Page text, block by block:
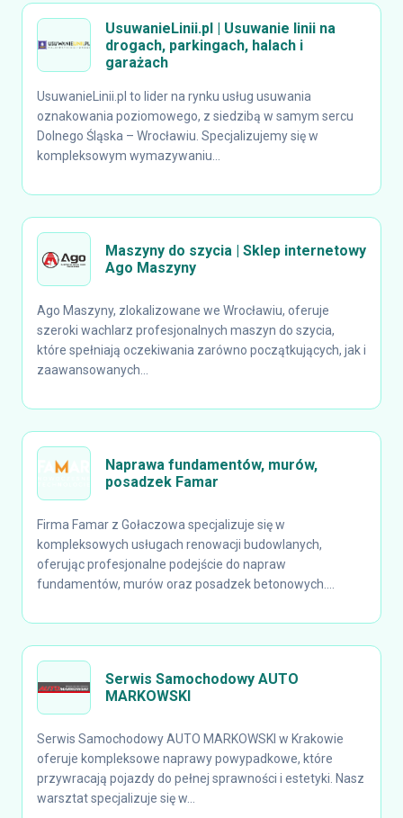
UsuwanieLinii.pl | Usuwanie linii na
drogach, parkingach, halach i
garażach
UsuwanieLinii.pl to lider na rynku usług usuwania
oznakowania poziomowego, z siedzibą w samym sercu
Dolnego Śląska – Wrocławiu. Specjalizujemy się w
kompleksowym wymazywaniu...
Maszyny do szycia | Sklep internetowy
Ago Maszyny
Ago Maszyny, zlokalizowane we Wrocławiu, oferuje
szeroki wachlarz profesjonalnych maszyn do szycia,
które spełniają oczekiwania zarówno początkujących, jak i
zaawansowanych...
Naprawa fundamentów, murów,
posadzek Famar
Firma Famar z Gołaczowa specjalizuje się w
kompleksowych usługach renowacji budowlanych,
oferując profesjonalne podejście do napraw
fundamentów, murów oraz posadzek betonowych....
Serwis Samochodowy AUTO
MARKOWSKI
Serwis Samochodowy AUTO MARKOWSKI w Krakowie
oferuje kompleksowe naprawy powypadkowe, które
przywracają pojazdy do pełnej sprawności i estetyki. Nasz
warsztat specjalizuje się w...